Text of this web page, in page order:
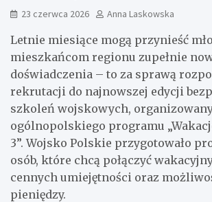
23 czerwca 2026 Anna Laskowska
Letnie miesiące mogą przynieść
mieszkańcom regionu zupełnie
doświadczenia – to za sprawą
rekrutacji do najnowszej edycji
szkoleń wojskowych,
ogólnopolskiego programu
3”. Wojsko Polskie przygotowało
osób, które chcą połączyć
cennych umiejętności oraz
pieniędzy.